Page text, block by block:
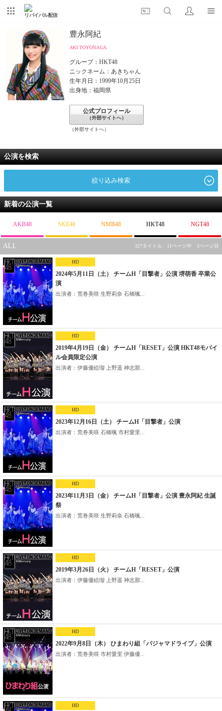
リバイバル配信
豊永阿紀
AKI TOYONAGA
グループ：HKT48
ニックネーム：あきちゃん
生年月日：1999年10月25日
出身地：福岡県
公式プロフィール
（外部サイトへ）
（外部サイトへ）
公演を検索
絞り込み検索
新着の公演一覧
AKB48 SKE48 NMB48 HKT48 NGT48
ALL 327タイトル 11ページ中 3ページ目
HD
2024年5月11日（土） チームH「目撃者」公演 堺萌香 卒業公
演
出演者：荒巻美咲 生野莉奈 石橋颯...
HD
2019年4月19日（金） チームH「RESET」公演 HKT48モバイ
ル会員限定公演
出演者：伊藤優絵瑠 上野遥 神志那...
HD
2023年12月16日（土） チームH「目撃者」公演
出演者：荒巻美咲 石橋颯 市村愛里...
HD
2023年11月3日（金） チームH「目撃者」公演 豊永阿紀 生誕
祭
出演者：荒巻美咲 生野莉奈 石橋颯...
HD
2019年3月26日（火） チームH「RESET」公演
出演者：伊藤優絵瑠 上野遥 神志那...
HD
2022年9月8日（木） ひまわり組「パジャマドライブ」公演
出演者：荒巻美咲 市村愛里 伊藤優...
HD